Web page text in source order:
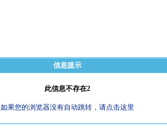
信息提示
此信息不存在2
如果您的浏览器没有自动跳转，请点击这里